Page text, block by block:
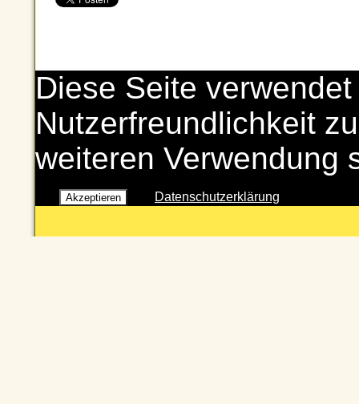
Diese Seite
Nutzerfreundlichkeit
weiteren Verwendung
Akzeptieren Datenschutzerklärung